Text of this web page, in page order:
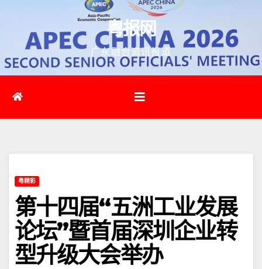
容
粤报网
广东融合资讯报道
粤精彩
第十四届“五洲工业发展
论坛”暨首届深圳企业转
型升级大会举办